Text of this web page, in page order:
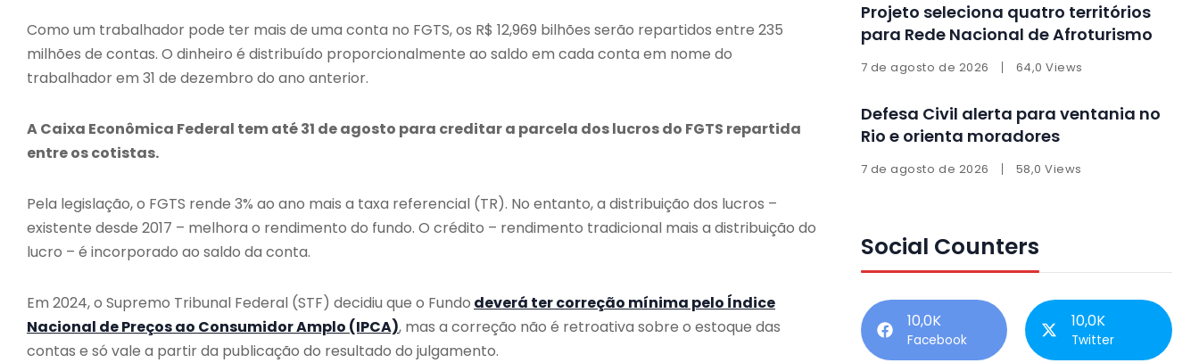
Como um trabalhador pode ter mais de uma conta no FGTS, os R$ 12,969 bilhões serão repartidos entre 235
milhões de contas. O dinheiro é distribuído proporcionalmente ao saldo em cada conta em nome do
trabalhador em 31 de dezembro do ano anterior.
A Caixa Econômica Federal tem até 31 de agosto para creditar a parcela dos lucros do FGTS repartida
entre os cotistas.
Pela legislação, o FGTS rende 3% ao ano mais a taxa referencial (TR). No entanto, a distribuição dos lucros –
existente desde 2017 – melhora o rendimento do fundo. O crédito – rendimento tradicional mais a distribuição do
lucro – é incorporado ao saldo da conta.
Em 2024, o Supremo Tribunal Federal (STF) decidiu que o Fundo deverá ter correção mínima pelo Índice
Nacional de Preços ao Consumidor Amplo (IPCA), mas a correção não é retroativa sobre o estoque das
contas e só vale a partir da publicação do resultado do julgamento.
Projeto seleciona quatro territórios
para Rede Nacional de Afroturismo
7 de agosto de 2026 64,0 Views
Defesa Civil alerta para ventania no
Rio e orienta moradores
7 de agosto de 2026 58,0 Views
Social Counters
10,0K
Facebook
10,0K
Twitter